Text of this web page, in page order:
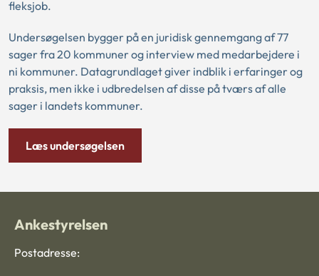
fleksjob.
Undersøgelsen bygger på en juridisk gennemgang af 77
sager fra 20 kommuner og interview med medarbejdere i
ni kommuner. Datagrundlaget giver indblik i erfaringer og
praksis, men ikke i udbredelsen af disse på tværs af alle
sager i landets kommuner.
Læs undersøgelsen
Ankestyrelsen
Postadresse: